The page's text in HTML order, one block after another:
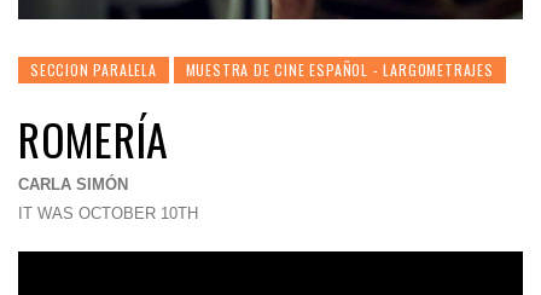
SECCION PARALELA MUESTRA DE CINE ESPAÑOL - LARGOMETRAJES
ROMERÍA
CARLA SIMÓN
IT WAS OCTOBER 10TH